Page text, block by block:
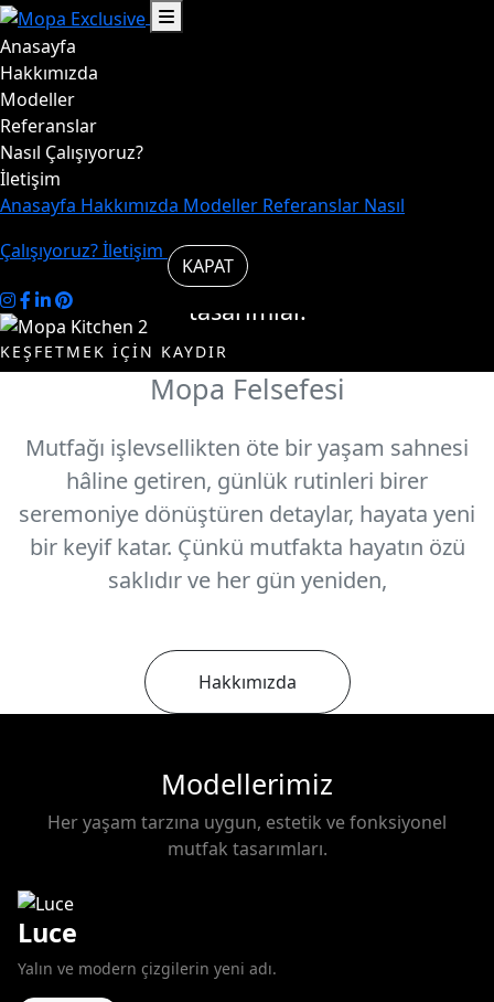
Anasayfa
Hakkımızda
Modeller
Referanslar
Nasıl Çalışıyoruz?
İletişim
Anasayfa Hakkımızda Modeller Referanslar Nasıl
Çalışıyoruz?İletişim
KAPAT
mutfakta
başlar.
Mutfakta şık ve özgün
tasarımlar.
Modelleri
İncele
Kimiz
KEŞFETMEK İÇİN KAYDIR
Mopa Felsefesi
Mutfağı işlevsellikten öte bir yaşam sahnesi
hâline getiren, günlük rutinleri birer
seremoniye dönüştüren detaylar, hayata yeni
bir keyif katar. Çünkü mutfakta hayatın özü
saklıdır ve her gün yeniden,
Hakkımızda
Modellerimiz
Her yaşam tarzına uygun, estetik ve fonksiyonel
mutfak tasarımları.
Luce
Yalın ve modern çizgilerin yeni adı.